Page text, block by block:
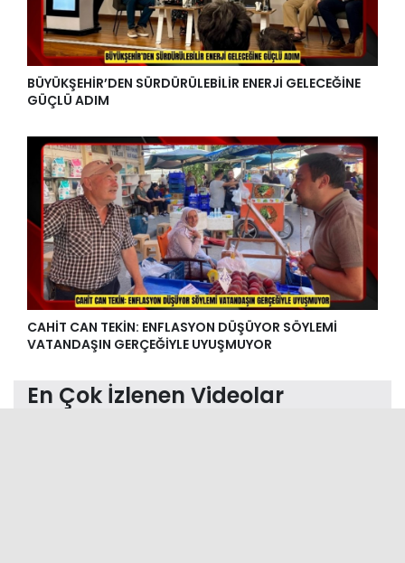
BÜYÜKŞEHİR’DEN SÜRDÜRÜLEBİLİR ENERJİ GELECEĞİNE
GÜÇLÜ ADIM
CAHİT CAN TEKİN: ENFLASYON DÜŞÜYOR SÖYLEMİ
VATANDAŞIN GERÇEĞİYLE UYUŞMUYOR
En Çok İzlenen Videolar